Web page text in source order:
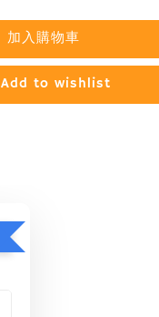
加入購物車
Add to wishlist